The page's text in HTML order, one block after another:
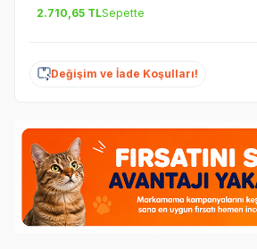
2.710,65 TLSepette
Değişim ve İade Koşulları!